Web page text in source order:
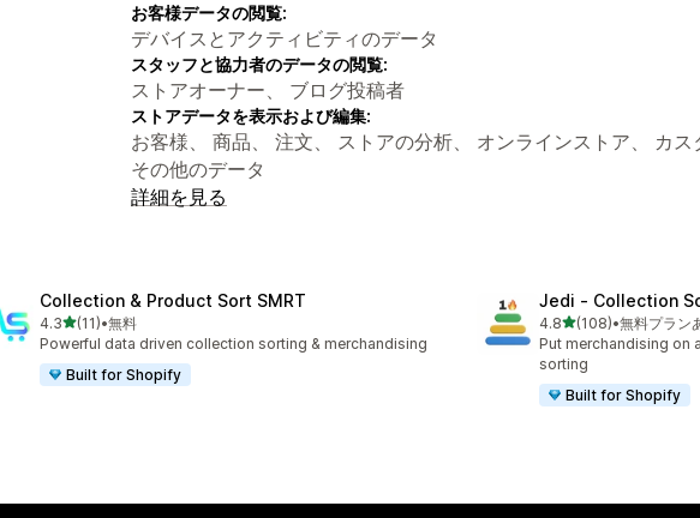
お客様データの閲覧:
デバイスとアクティビティのデータ
スタッフと協力者のデータの閲覧:
ストアオーナー、 ブログ投稿者
ストアデータを表示および編集:
お客様、 商品、 注文、 ストアの分析、 オンラインストア、 カス
その他のデータ
詳細を見る
Collection & Product Sort SMRT
4.35つ星中
(11)
合計レビュー数：11件
•無料
Powerful data driven collection sorting & merchandising
Built for Shopify
Jedi ‑ Collection
4.85つ星中
(108)
合計レビュー数：108件
•無料プラン
Put merchandising on
sorting
Built for Shopify